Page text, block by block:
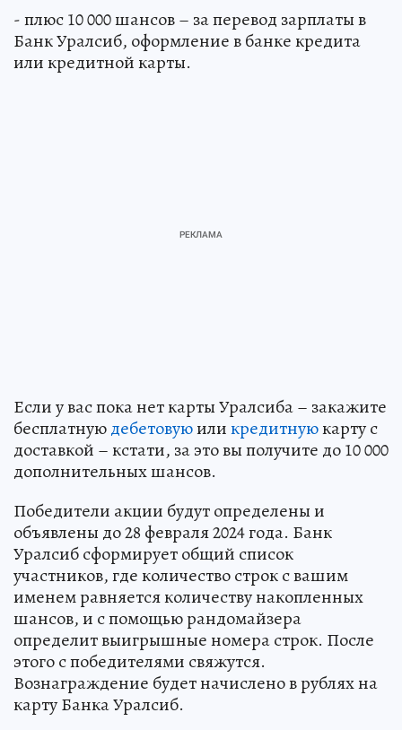
- плюс 10 000 шансов – за перевод зарплаты в
Банк Уралсиб, оформление в банке кредита
или кредитной карты.
Если у вас пока нет карты Уралсиба – закажите
бесплатнуюдебетовуюиликредитнуюкарту с
доставкой – кстати, за это вы получите до 10 000
дополнительных шансов.
Победители акции будут определены и
объявлены до 28 февраля 2024 года. Банк
Уралсиб сформирует общий список
участников, где количество строк с вашим
именем равняется количеству накопленных
шансов, и с помощью рандомайзера
определит выигрышные номера строк. После
этого с победителями свяжутся.
Вознаграждение будет начислено в рублях на
карту Банка Уралсиб.